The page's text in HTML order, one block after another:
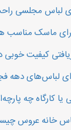
لباس مجلسی
ماسک مناسب
کیفیت خوبی
لباس‌های دهه
یا کارگاه چه
خانه عروس